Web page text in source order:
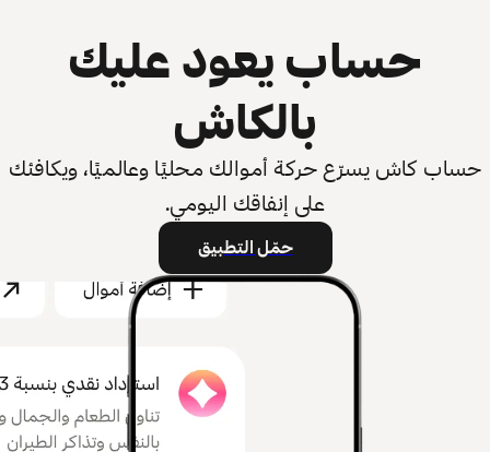
حساب يعود عليك
بالكاش
حساب كاش يسرّع حركة أموالك محليًا وعالميًا، ويكافئك
على إنفاقك اليومي.
حمّل التطبيق